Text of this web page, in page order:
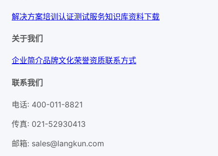
解决方案培训认证测试服务知识库资料下载
关于我们
企业简介品牌文化荣誉资质联系方式
联系我们
电话: 400-011-8821
传真: 021-52930413
邮箱: sales@langkun.com